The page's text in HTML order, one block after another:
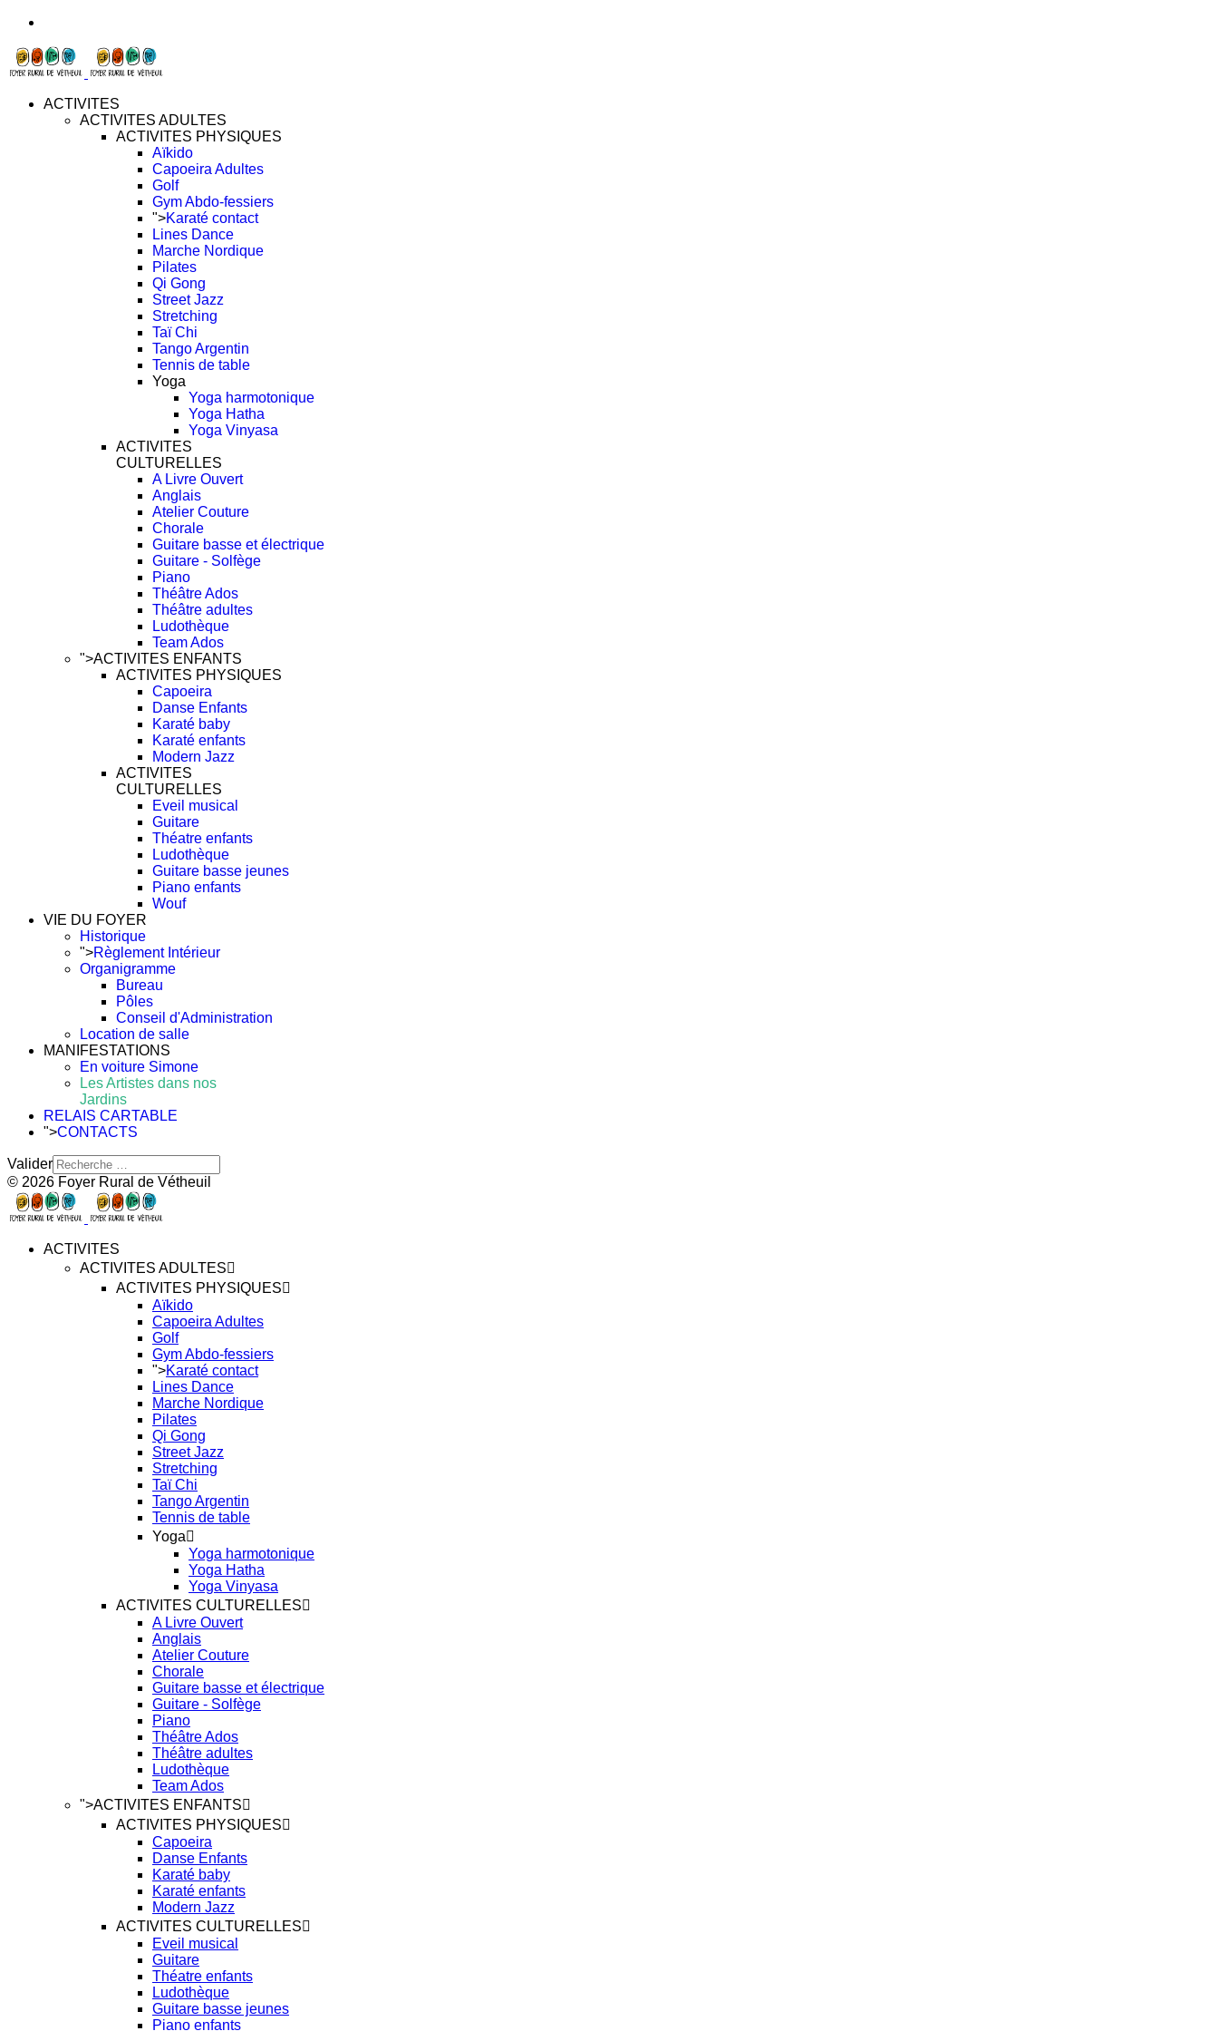
ACTIVITES
ACTIVITES ADULTES
ACTIVITES PHYSIQUES
Aïkido
Capoeira Adultes
Golf
Gym Abdo-fessiers
">Karaté contact
Lines Dance
Marche Nordique
Pilates
Qi Gong
Street Jazz
Stretching
Taï Chi
Tango Argentin
Tennis de table
Yoga
Yoga harmotonique
Yoga Hatha
Yoga Vinyasa
ACTIVITES
CULTURELLES
A Livre Ouvert
Anglais
Atelier Couture
Chorale
Guitare basse et électrique
Guitare - Solfège
Piano
Théâtre Ados
Théâtre adultes
Ludothèque
Team Ados
">ACTIVITES ENFANTS
ACTIVITES PHYSIQUES
Capoeira
Danse Enfants
Karaté baby
Karaté enfants
Modern Jazz
ACTIVITES
CULTURELLES
Eveil musical
Guitare
Théatre enfants
Ludothèque
Guitare basse jeunes
Piano enfants
Wouf
VIE DU FOYER
Historique
">Règlement Intérieur
Organigramme
Bureau
Pôles
Conseil d'Administration
Location de salle
MANIFESTATIONS
En voiture Simone
Les Artistes dans nos
Jardins
RELAIS CARTABLE
">CONTACTS
Valider
Type 2 or more characters
for results.
© 2026 Foyer Rural de Vétheuil
ACTIVITES
ACTIVITES ADULTES
ACTIVITES PHYSIQUES
Aïkido
Capoeira Adultes
Golf
Gym Abdo-fessiers
">Karaté contact
Lines Dance
Marche Nordique
Pilates
Qi Gong
Street Jazz
Stretching
Taï Chi
Tango Argentin
Tennis de table
Yoga
Yoga harmotonique
Yoga Hatha
Yoga Vinyasa
ACTIVITES CULTURELLES
A Livre Ouvert
Anglais
Atelier Couture
Chorale
Guitare basse et électrique
Guitare - Solfège
Piano
Théâtre Ados
Théâtre adultes
Ludothèque
Team Ados
">ACTIVITES ENFANTS
ACTIVITES PHYSIQUES
Capoeira
Danse Enfants
Karaté baby
Karaté enfants
Modern Jazz
ACTIVITES CULTURELLES
Eveil musical
Guitare
Théatre enfants
Ludothèque
Guitare basse jeunes
Piano enfants